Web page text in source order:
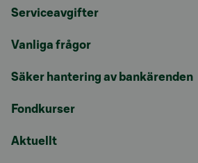
Serviceavgifter
Vanliga frågor
Säker hantering av bankärenden
Fondkurser
Aktuellt